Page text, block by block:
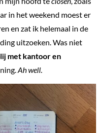
in het weekend moest er
en zat ik helemaal in de
uitzoeken. Was niet
met kantoor en
Ah well.